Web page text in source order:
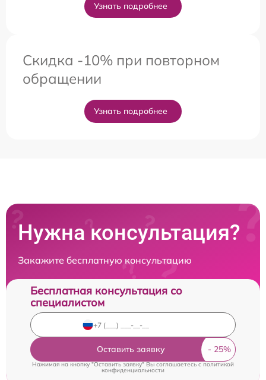
Узнать подробнее
Скидка -10% при повторном
обращении
Узнать подробнее
Нужна консультация?
Закажите бесплатную консультацию
Бесплатная консультация со
специалистом
Оставить заявку
Нажимая на кнопку "Оставить заявку" Вы соглашаетесь c политикой
конфиденциальности